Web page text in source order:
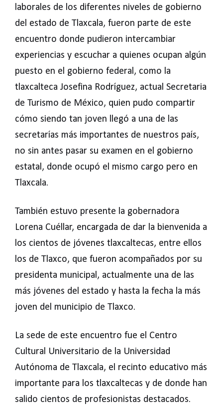
laborales de los diferentes niveles de gobierno
del estado de Tlaxcala, fueron parte de este
encuentro donde pudieron intercambiar
experiencias y escuchar a quienes ocupan algún
puesto en el gobierno federal, como la
tlaxcalteca Josefina Rodríguez, actual Secretaria
de Turismo de México, quien pudo compartir
cómo siendo tan joven llegó a una de las
secretarías más importantes de nuestros país,
no sin antes pasar su examen en el gobierno
estatal, donde ocupó el mismo cargo pero en
Tlaxcala.
También estuvo presente la gobernadora
Lorena Cuéllar, encargada de dar la bienvenida a
los cientos de jóvenes tlaxcaltecas, entre ellos
los de Tlaxco, que fueron acompañados por su
presidenta municipal, actualmente una de las
más jóvenes del estado y hasta la fecha la más
joven del municipio de Tlaxco.
La sede de este encuentro fue el Centro
Cultural Universitario de la Universidad
Autónoma de Tlaxcala, el recinto educativo más
importante para los tlaxcaltecas y de donde han
salido cientos de profesionistas destacados.